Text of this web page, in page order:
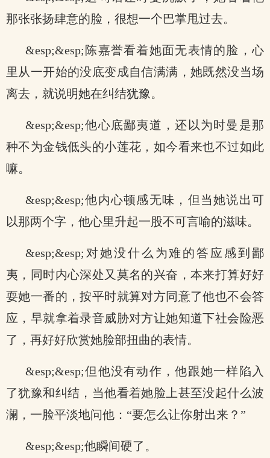
那张张扬肆意的脸，很想一个巴掌甩过去。
&esp;&esp;陈嘉誉看着她面无表情的脸，心
里从一开始的没底变成自信满满，她既然没当场
离去，就说明她在纠结犹豫。
&esp;&esp;他心底鄙夷道，还以为时曼是那
种不为金钱低头的小莲花，如今看来也不过如此
嘛。
&esp;&esp;他内心顿感无味，但当她说出可
以那两个字，他心里升起一股不可言喻的滋味。
&esp;&esp;对她没什么为难的答应感到鄙
夷，同时内心深处又莫名的兴奋，本来打算好好
耍她一番的，按平时就算对方同意了他也不会答
应，早就拿着录音威胁对方让她知道下社会险恶
了，再好好欣赏她脸部扭曲的表情。
&esp;&esp;但他没有动作，他跟她一样陷入
了犹豫和纠结，当他看着她脸上甚至没起什么波
澜，一脸平淡地问他：“要怎么让你射出来？”
&esp;&esp;他瞬间硬了。